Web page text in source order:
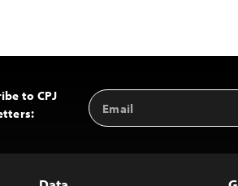
to CPJ
Email
Address